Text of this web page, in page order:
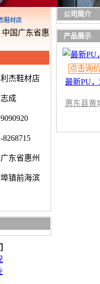
鞋材店
国广东省惠
杰鞋材店
成
8268715
东省惠州
镇前海滨
公司简介
产品展示
点击询
最新PU
惠东县黄